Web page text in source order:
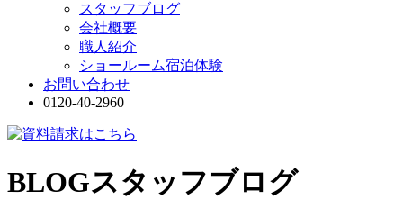
スタッフブログ
会社概要
職人紹介
ショールーム宿泊体験
お問い合わせ
0120-40-2960
BLOGスタッフブログ